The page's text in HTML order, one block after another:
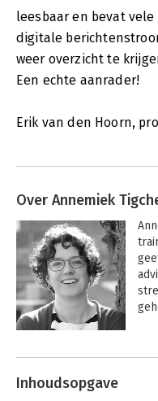
leesbaar en bevat
digitale
weer overzicht te
Een echte aanrader!
Erik van den Hoorn,
Over Annemiek
Andere
Tigchelaar
Inhoudsopgave